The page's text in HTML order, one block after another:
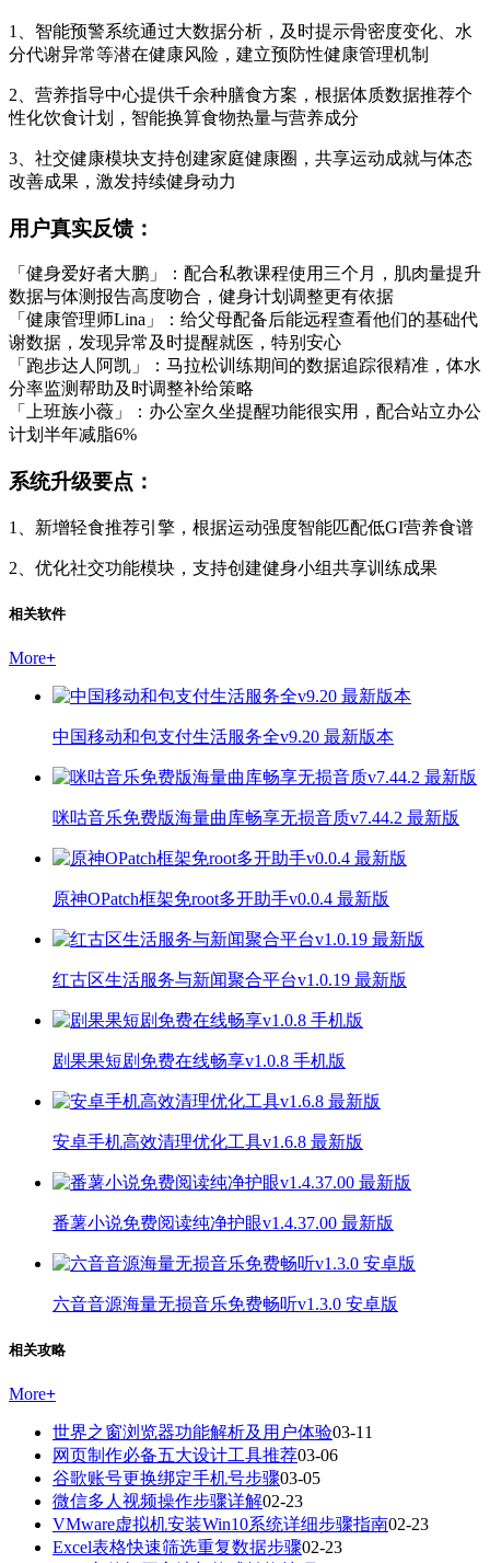
1、智能预警系统通过大数据分析，及时提示骨密度变化、水
分代谢异常等潜在健康风险，建立预防性健康管理机制
2、营养指导中心提供千余种膳食方案，根据体质数据推荐个
性化饮食计划，智能换算食物热量与营养成分
3、社交健康模块支持创建家庭健康圈，共享运动成就与体态
改善成果，激发持续健身动力
用户真实反馈：
「健身爱好者大鹏」：配合私教课程使用三个月，肌肉量提升
数据与体测报告高度吻合，健身计划调整更有依据
「健康管理师Lina」：给父母配备后能远程查看他们的基础代
谢数据，发现异常及时提醒就医，特别安心
「跑步达人阿凯」：马拉松训练期间的数据追踪很精准，体水
分率监测帮助及时调整补给策略
「上班族小薇」：办公室久坐提醒功能很实用，配合站立办公
计划半年减脂6%
系统升级要点：
1、新增轻食推荐引擎，根据运动强度智能匹配低GI营养食谱
2、优化社交功能模块，支持创建健身小组共享训练成果
相关软件
More+
中国移动和包支付生活服务全v9.20 最新版本
咪咕音乐免费版海量曲库畅享无损音质v7.44.2 最新版
原神OPatch框架免root多开助手v0.0.4 最新版
红古区生活服务与新闻聚合平台v1.0.19 最新版
剧果果短剧免费在线畅享v1.0.8 手机版
安卓手机高效清理优化工具v1.6.8 最新版
番薯小说免费阅读纯净护眼v1.4.37.00 最新版
六音音源海量无损音乐免费畅听v1.3.0 安卓版
相关攻略
More+
世界之窗浏览器功能解析及用户体验03-11
网页制作必备五大设计工具推荐03-06
谷歌账号更换绑定手机号步骤03-05
微信多人视频操作步骤详解02-23
VMware虚拟机安装Win10系统详细步骤指南02-23
Excel表格快速筛选重复数据步骤02-23